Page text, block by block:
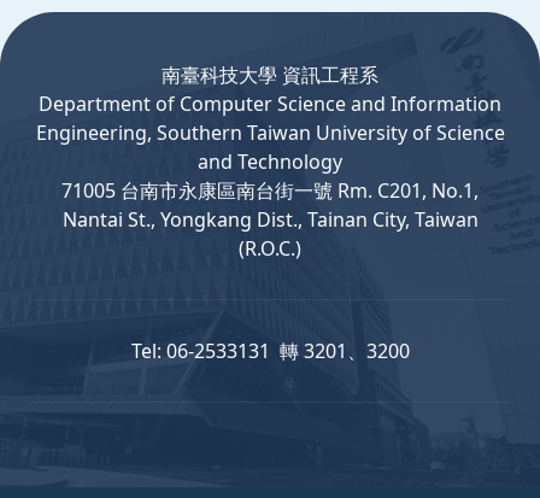
南臺科技大學 資訊工程系
Departmentof ComputerScience and Information
Engineering, Southern Taiwan University of Science
and Technology
71005 台南市永康區南台街一號 Rm. C201, No.1,
Nantai St., Yongkang Dist., Tainan City, Taiwan
(R.O.C.)
Tel: 06-2533131 轉 3201、3200